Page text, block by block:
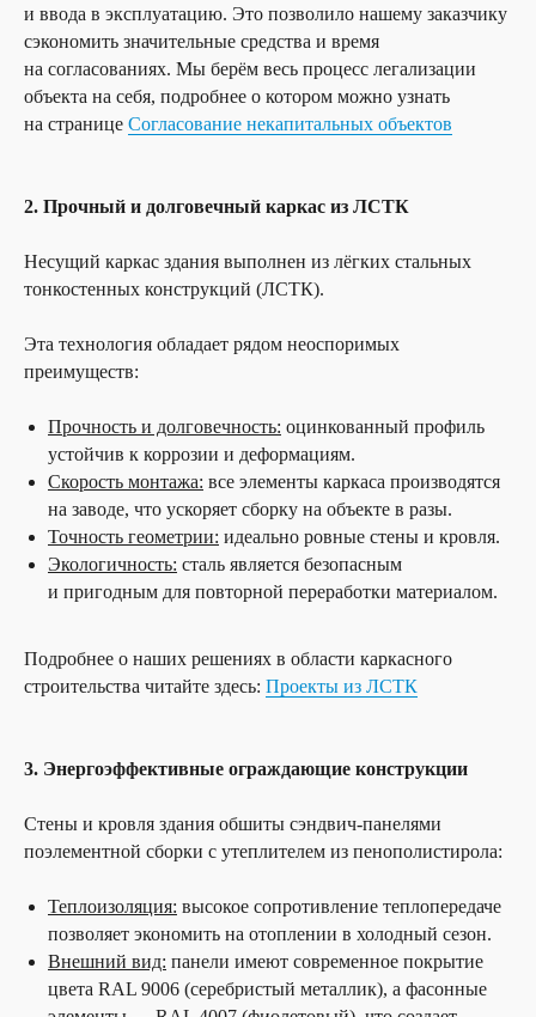
и ввода в эксплуатацию. Это позволило нашему заказчику
сэкономить значительные средства и время
на согласованиях. Мы берём весь процесс легализации
объекта на себя, подробнее о котором можно узнать
на странице Согласование некапитальных объектов
2. Прочный и долговечный каркас из ЛСТК
Несущий каркас здания выполнен из лёгких стальных
тонкостенных конструкций (ЛСТК).
Эта технология обладает рядом неоспоримых
преимуществ:
Прочность и долговечность: оцинкованный профиль
устойчив к коррозии и деформациям.
Скорость монтажа: все элементы каркаса производятся
на заводе, что ускоряет сборку на объекте в разы.
Точность геометрии: идеально ровные стены и кровля.
Экологичность: сталь является безопасным
и пригодным для повторной переработки материалом.
Подробнее о наших решениях в области каркасного
строительства читайте здесь: Проекты из ЛСТК
3. Энергоэффективные ограждающие конструкции
Стены и кровля здания обшиты сэндвич-панелями
поэлементной сборки с утеплителем из пенополистирола:
Теплоизоляция: высокое сопротивление теплопередаче
позволяет экономить на отоплении в холодный сезон.
Внешний вид: панели имеют современное покрытие
цвета RAL 9006 (серебристый металлик), а фасонные